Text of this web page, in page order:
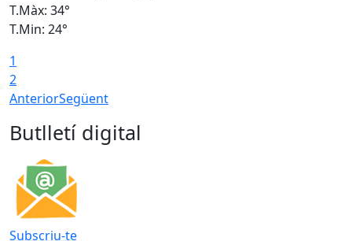
T.Màx: 34°
T.Min: 24°
1
2
AnteriorSegüent
Butlletí digital
Subscriu-te